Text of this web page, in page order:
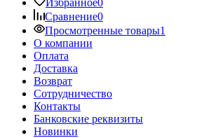
Избранное0
Сравнение0
Просмотренные товары1
О компании
Оплата
Доставка
Возврат
Сотрудничество
Контакты
Банковские реквизиты
Новинки